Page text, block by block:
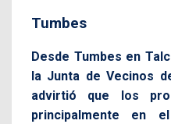
Tumbes
Desde Tumbes en
la Junta de Vecinos
advirtió que los
principalmente en